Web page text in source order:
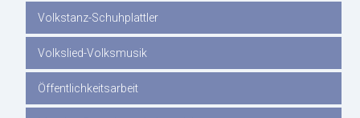
Volkstanz-Schuhplattler
Volkslied-Volksmusik
Öffentlichkeitsarbeit